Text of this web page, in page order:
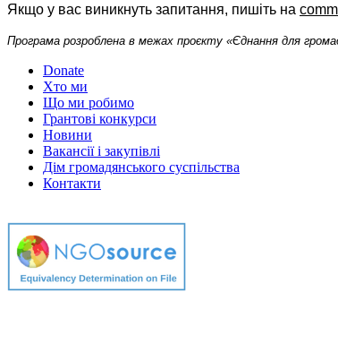
Якщо у вас виникнуть запитання, пишіть на
Програма розроблена в межах проєкту «Єднання для
Donate
Хто ми
Що ми робимо
Грантові конкурси
Новини
Вакансії і закупівлі
Дім громадянського суспільства
Контакти